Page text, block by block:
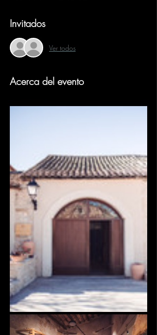
Invitados
Ver todos
Acerca del evento